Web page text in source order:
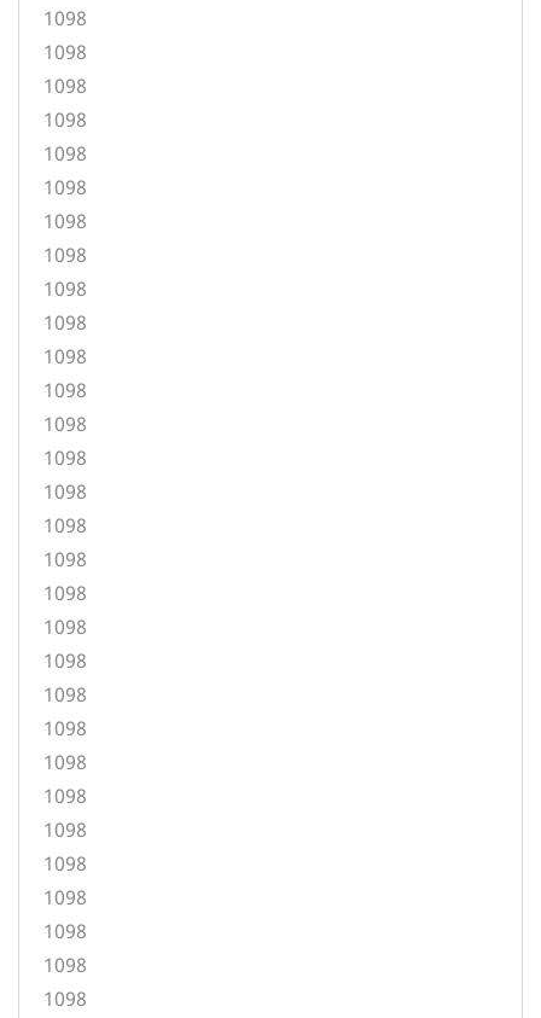
1098
1098
1098
1098
1098
1098
1098
1098
1098
1098
1098
1098
1098
1098
1098
1098
1098
1098
1098
1098
1098
1098
1098
1098
1098
1098
1098
1098
1098
1098